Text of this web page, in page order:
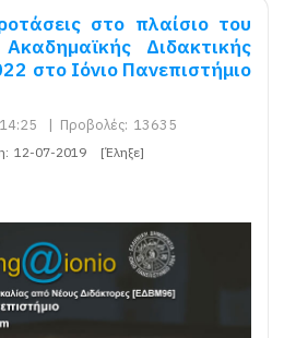
στο πλαίσιο του
Διδακτικής
στο Ιόνιο Πανεπιστήμιο
| Προβολές: 13635
12-07-2019 [Έληξε]